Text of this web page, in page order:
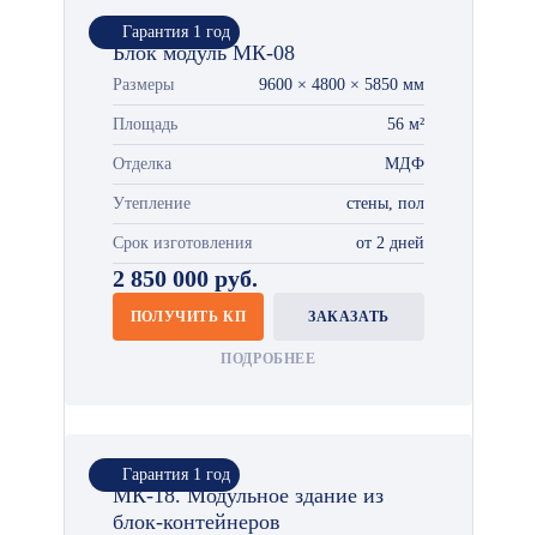
Гарантия 1 год
Блок модуль МК-08
Размеры 9600 × 4800 × 5850 мм
Площадь 56 м²
Отделка МДФ
Утепление стены, пол
Срок изготовления от 2 дней
2 850 000 руб.
ПОЛУЧИТЬ КП ЗАКАЗАТЬ
ПОДРОБНЕЕ
Гарантия 1 год
МК-18. Модульное здание из
блок-контейнеров